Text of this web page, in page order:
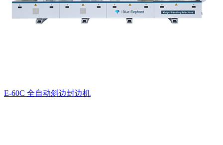
E-60C 全自动斜边封边机